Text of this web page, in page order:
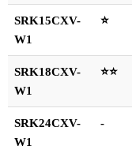
SRK15CXV-
W1
⭐
SRK18CXV-
W1
⭐⭐
SRK24CXV-
W1
-